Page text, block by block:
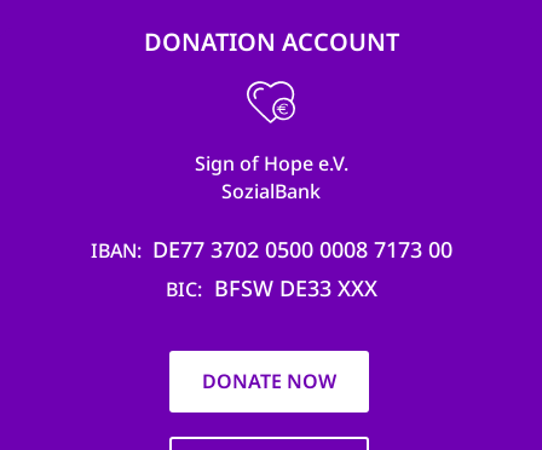
DONATION ACCOUNT
Sign of Hope e.V.
SozialBank
IBAN DE77 3702 0500 0008 7173 00
BIC BFSW DE33 XXX
DONATE NOW